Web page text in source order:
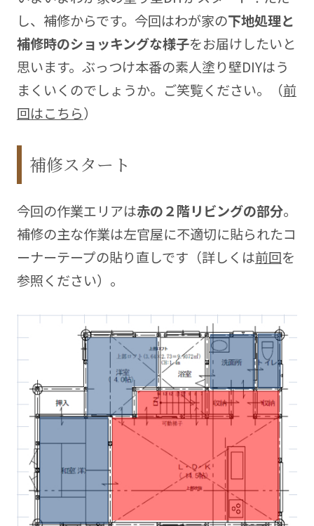
フビルド」で、憧れの北欧風ハウスが完成しまし
た。
ちょっと他とは違った家づくりのストーリーをこの
連載で綴っていきます。
Blog https://myhomeblog.tiulabo.net/
し、補修からです。今回はわが家の下地処理と
補修時のショッキングな様子をお届けしたいと
思います。ぶっつけ本番の素人塗り壁DIYはう
まくいくのでしょうか。ご笑覧ください。（前
回はこちら）
補修スタート
今回の作業エリアは赤の２階リビングの部分。
補修の主な作業は左官屋に不適切に貼られたコ
ーナーテープの貼り直しです（詳しくは前回を
参照ください）。